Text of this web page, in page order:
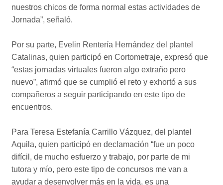
nuestros chicos de forma normal estas actividades de
Jornada”, señaló.
Por su parte, Evelin Rentería Hernández del plantel
Catalinas, quien participó en Cortometraje, expresó que
“estas jornadas virtuales fueron algo extraño pero
nuevo”, afirmó que se cumplió el reto y exhortó a sus
compañeros a seguir participando en este tipo de
encuentros.
Para Teresa Estefanía Carrillo Vázquez, del plantel
Aquila, quien participó en declamación “fue un poco
difícil, de mucho esfuerzo y trabajo, por parte de mi
tutora y mío, pero este tipo de concursos me van a
ayudar a desenvolver más en la vida, es una